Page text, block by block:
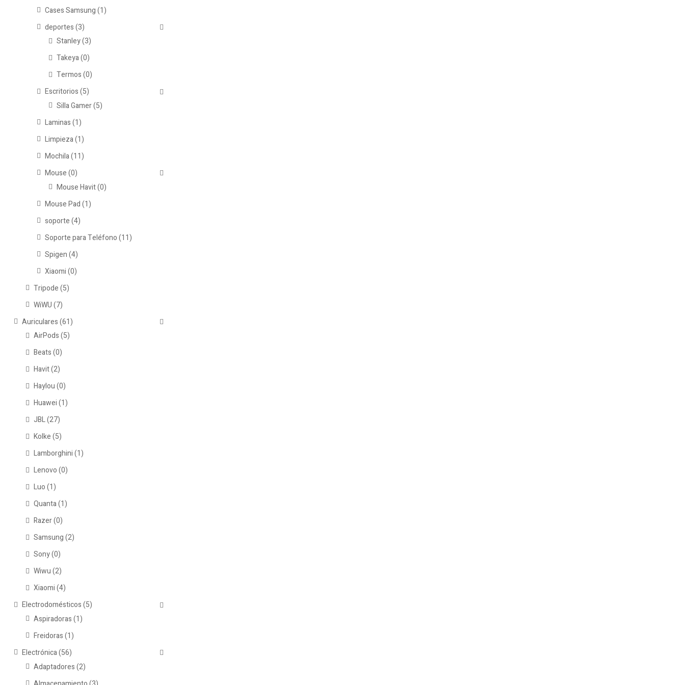
Cases Samsung (1)
deportes (3)
Stanley(3)
Takeya(0)
Termos(0)
Escritorios (5)
Silla Gamer(5)
Laminas (1)
Limpieza(1)
Mochila(11)
Mouse (0)
Mouse Havit(0)
Mouse Pad (1)
soporte (4)
Soporte para Teléfono (11)
Spigen (4)
Xiaomi (0)
Tripode(5)
WiWU(7)
Auriculares(61)
AirPods(5)
Beats(0)
Havit(2)
Haylou(0)
Huawei(1)
JBL(27)
Kolke(5)
Lamborghini(1)
Lenovo(0)
Luo(1)
Quanta(1)
Razer(0)
Samsung(2)
Sony(0)
Wiwu(2)
Xiaomi(4)
Electrodomésticos(5)
Aspiradoras(1)
Freidoras(1)
Electrónica(56)
Adaptadores(2)